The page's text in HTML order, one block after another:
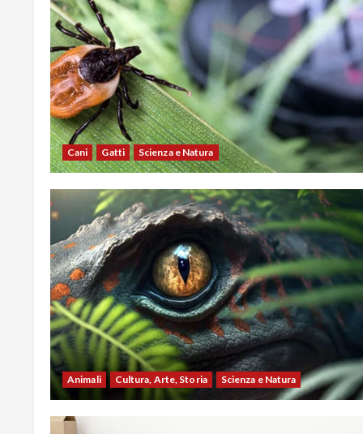
Cani Gatti Scienza e Natura
Animali Cultura, Arte, Storia Scienza e Natura